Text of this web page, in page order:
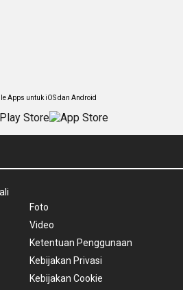
Apps untuk iOS dan Android
Foto
Video
Ketentuan Penggunaan
Kebijakan Privasi
Kebijakan Cookie